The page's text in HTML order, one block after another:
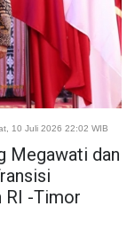
10 Juli 2026 22:02 WIB
Megawati dan
RI -Timor